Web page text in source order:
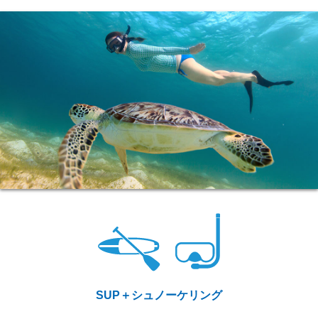
SUP＋シュノーケリング